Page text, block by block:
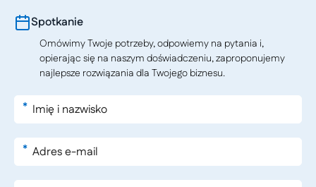
Spotkanie
Omówimy Twoje potrzeby, odpowiemy na pytania i,
opierając się na naszym doświadczeniu, zaproponujemy
najlepsze rozwiązania dla Twojego biznesu.
*
*